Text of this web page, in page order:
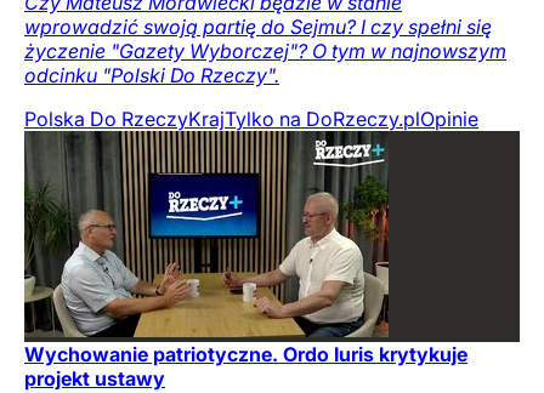
wprowadzić swoją partię do Sejmu? I czy spełni się
życzenie "Gazety Wyborczej"? O tym w najnowszym
odcinku "Polski Do Rzeczy".
Polska Do RzeczyKrajTylko na DoRzeczy.plOpinie
Wychowanie patriotyczne. Ordo Iuris krytykuje
projekt ustawy